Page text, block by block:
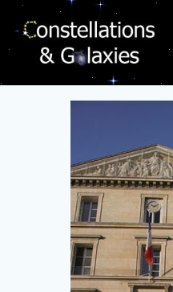
Aller
au
contenu